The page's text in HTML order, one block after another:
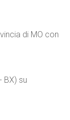
di MO con
BX) su